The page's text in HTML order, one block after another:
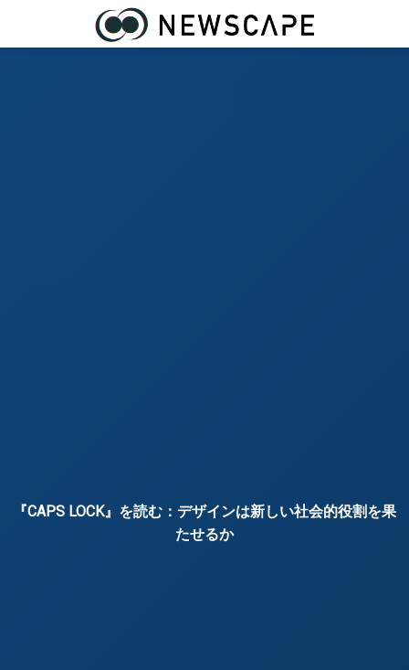
『CAPS LOCK』を読む：デザインは新しい社会的役割を果
たせるか